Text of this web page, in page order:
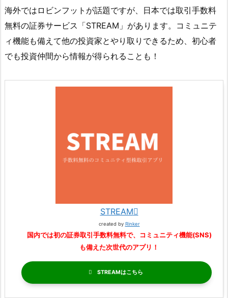
海外ではロビンフットが話題ですが、日本では取引手数料
無料の証券サービス「STREAM」があります。コミュニテ
ィ機能も備えて他の投資家とやり取りできるため、初心者
でも投資仲間から情報が得られることも！
STREAM
created by Rinker
国内では初の証券取引手数料無料で、コミュニティ機能(SNS)
も備えた次世代のアプリ！
STREAM